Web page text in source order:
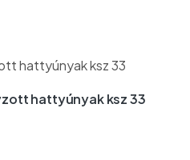
hattyúnyak ksz 33